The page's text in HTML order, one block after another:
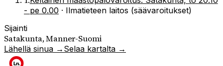
- pe 0.00 · Ilmatieteen laitos (säävaroitukset)
Sijainti
Satakunta, Manner-Suomi
Lähellä sinua → Selaa kartalta →